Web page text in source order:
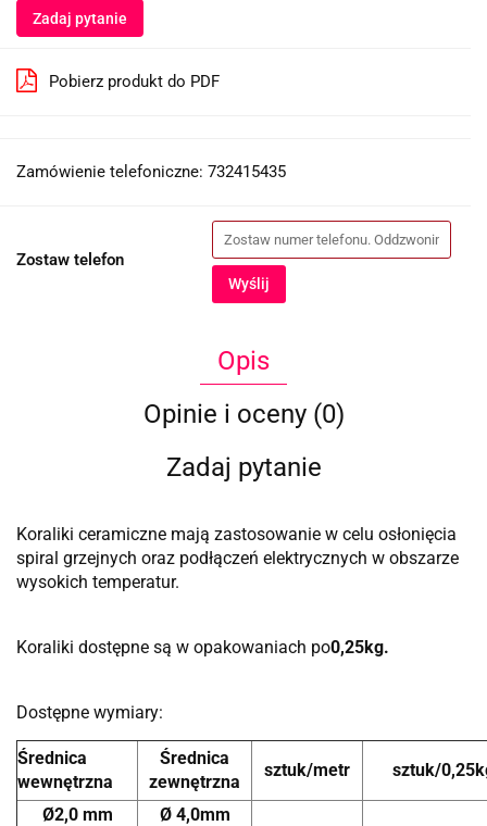
Zadaj pytanie
Pobierz produkt do PDF
Zamówienie telefoniczne: 732415435
Zostaw telefon
Wyślij
Opis
Opinie i oceny (0)
Zadaj pytanie
Koraliki ceramiczne mają zastosowanie w celu osłonięcia
spiral grzejnych oraz podłączeń elektrycznych w obszarze
wysokich temperatur.
Koraliki dostępne są w opakowaniach po0,25kg.
Dostępne wymiary:
Średnica
wewnętrzna
Średnica
zewnętrzna
sztuk/metr sztuk/
Ø2,0 mm
Ø 4,0mm